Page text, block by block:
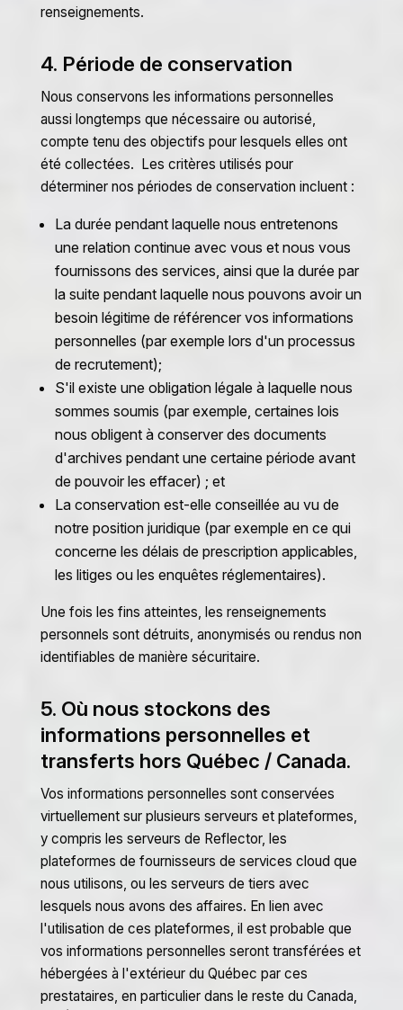
renseignements.
4. Période de conservation
Nous conservons les informations personnelles
aussi longtemps que nécessaire ou autorisé,
compte tenu des objectifs pour lesquels elles ont
été collectées. Les critères utilisés pour
déterminer nos périodes de conservation incluent :
La durée pendant laquelle nous entretenons
une relation continue avec vous et nous vous
fournissons des services, ainsi que la durée par
la suite pendant laquelle nous pouvons avoir un
besoin légitime de référencer vos informations
personnelles (par exemple lors d'un processus
de recrutement);
S'il existe une obligation légale à laquelle nous
sommes soumis (par exemple, certaines lois
nous obligent à conserver des documents
d'archives pendant une certaine période avant
de pouvoir les effacer) ; et
La conservation est-elle conseillée au vu de
notre position juridique (par exemple en ce qui
concerne les délais de prescription applicables,
les litiges ou les enquêtes réglementaires).
Une fois les fins atteintes, les renseignements
personnels sont détruits, anonymisés ou rendus non
identifiables de manière sécuritaire.
5. Où nous stockons des
informations personnelles et
transferts hors Québec / Canada.
Vos informations personnelles sont conservées
virtuellement sur plusieurs serveurs et plateformes,
y compris les serveurs de Reflector, les
plateformes de fournisseurs de services cloud que
nous utilisons, ou les serveurs de tiers avec
lesquels nous avons des affaires. En lien avec
l'utilisation de ces plateformes, il est probable que
vos informations personnelles seront transférées et
hébergées à l'extérieur du Québec par ces
prestataires, en particulier dans le reste du Canada,